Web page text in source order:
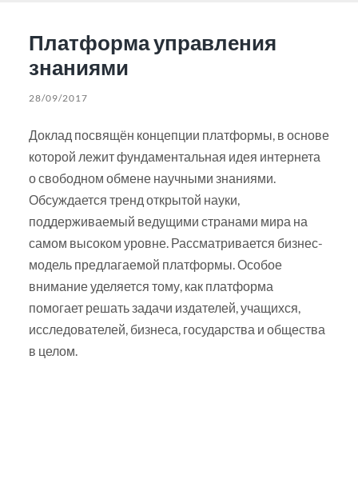
Платформа управления
знаниями
28/09/2017
Доклад посвящён концепции платформы, в основе
которой лежит фундаментальная идея интернета
о свободном обмене научными знаниями.
Обсуждается тренд открытой науки,
поддерживаемый ведущими странами мира на
самом высоком уровне. Рассматривается бизнес-
модель предлагаемой платформы. Особое
внимание уделяется тому, как платформа
помогает решать задачи издателей, учащихся,
исследователей, бизнеса, государства и общества
в целом.